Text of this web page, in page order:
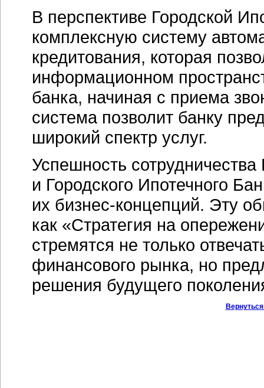
В перспективе Городской
комплексную систему
кредитования, которая
информационном
банка, начиная с приема
система позволит банку
широкий спектр услуг.
Успешность
и Городского Ипотечного
их бизнес-концепций. Эту
как «Стратегия на
стремятся не только
финансового рынка, но
решения будущего